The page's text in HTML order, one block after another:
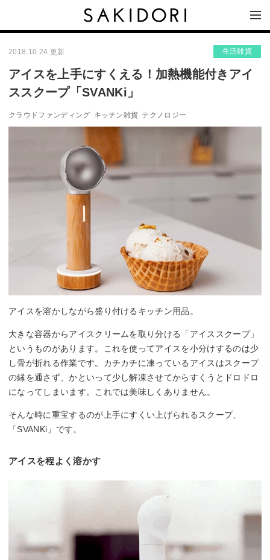
2018.10.24 更新 生活雑貨
アイスを上手にすくえる！加熱機能付きアイ
ススクープ「SVANKi」
クラウドファンディング キッチン雑貨 テクノロジー
アイスを溶かしながら盛り付けるキッチン用品。
大きな容器からアイスクリームを取り分ける「アイススクープ」
というものがあります。これを使ってアイスを小分けするのは少
し骨が折れる作業です。カチカチに凍っているアイスはスクープ
の縁を通さず、かといって少し解凍させてからすくうとドロドロ
になってしまいます。これでは美味しくありません。
そんな時に重宝するのが上手にすくい上げられるスクープ、
「SVANKi」です。
アイスを程よく溶かす